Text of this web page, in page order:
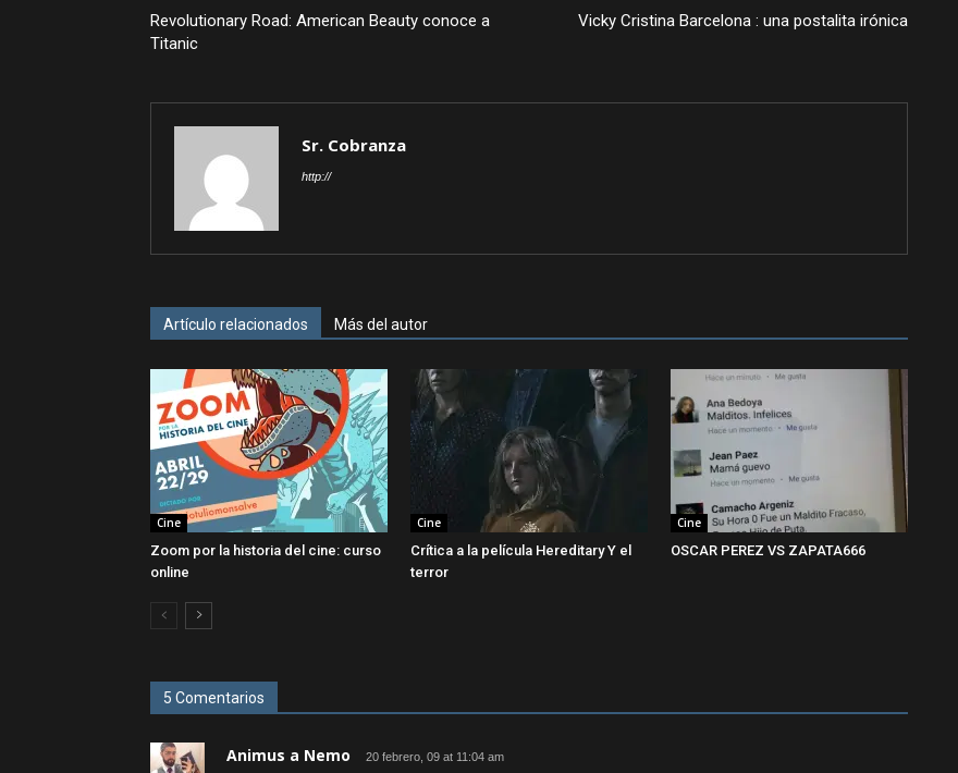
Revolutionary Road: American Beauty conoce a
Titanic
Vicky Cristina Barcelona : una postalita irónica
Sr. Cobranza
http://
Artículo relacionados Más del autor
Cine
Zoom por la historia del cine: curso
online
Cine
Crítica a la película Hereditary Y el
terror
Cine
OSCAR PEREZ VS ZAPATA666
5 Comentarios
Animus a Nemo 20 febrero, 09 at 11:04 am